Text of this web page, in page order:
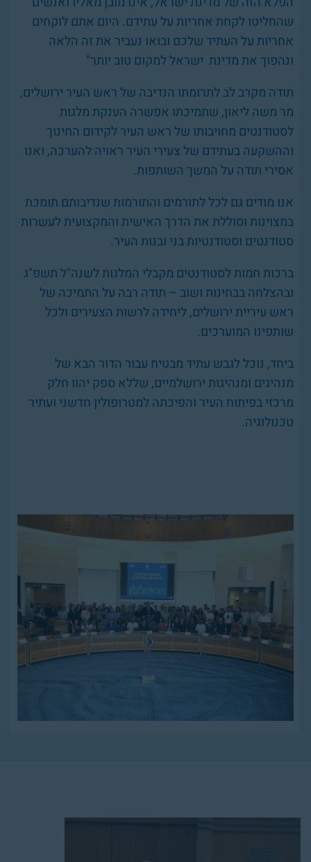
שהחליטו לקחת אחריות על עתידם. היום אתם לוקחים
אחריות על העתיד שלכם ובואו נעביר את זה הלאה
ונהפוך את מדינת ישראל למקום טוב יותר"
תודה מקרב לב לתרומתו הנדיבה של ראש העיר ירושלים,
מר משה ליאון, שתמיכתו אפשרה הענקת מלגות
לסטודנטים מחויבותו של ראש העיר לקידום החינוך
וההשקעה בעתידם של צעירי העיר ראויה להערכה, ואנו
אסירי תודה על המשך השותפות.
אנו מודים גם לכל לתורמים והתורמות שנדיבותם תומכת
במצוינות וסוללת את הדרך האישית והמקצועית לעשרות
סטודנטים וסטודנטיות בני ובנות העיר.
ברכות חמות לסטודנטים מקבלי המלגות לשנה"ל תשפ"ג
ובהצלחה בבחינות ושוב – תודה רבה על התמיכה של
ראש עיריית ירושלים, ליחידה לרשות הצעירים ולכל
שותפינו המוערכים.
ביחד, נוכל לגבש עתיד מבטיח עבור הדור הבא של
מנהיגים ומנהיגות ירושלמיים, שללא ספק יהוו חלק
מרכזי בפיתוח העיר והפיכתה למטרופולין חדשני ועתיר
טכנולוגיה.